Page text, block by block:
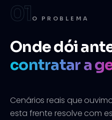
01 O PROBLEMA
Onde dói
contratar a
Cenários reais que
esta frente resolve com